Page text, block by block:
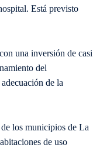
Está previsto
una inversión de casi
del
de la
los municipios de La
de uso